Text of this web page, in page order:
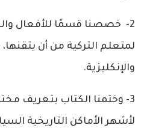
2- خصصنا قسمًا للأفعال
لمتعلم التركية من أن
والإنكليزية.
3- وختمنا الكتاب بتعريف
لأشهر الأماكن التاريخية